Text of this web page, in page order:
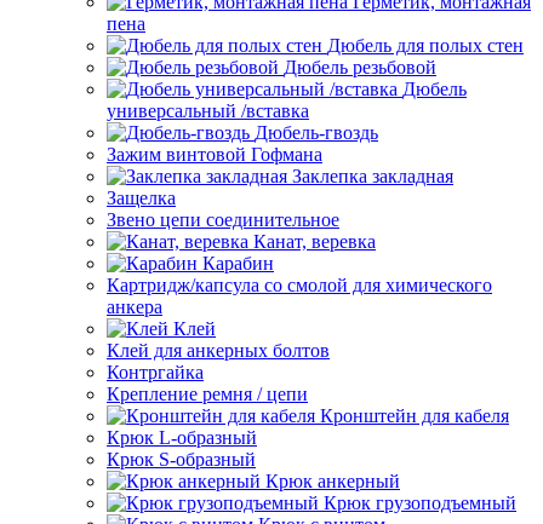
пена
Дюбель для полых стен
Дюбель резьбовой
Дюбель
универсальный /вставка
Дюбель-гвоздь
Зажим винтовой Гофмана
Заклепка закладная
Защелка
Звено цепи соединительное
Канат, веревка
Карабин
Картридж/капсула со смолой для химического
анкера
Клей
Клей для анкерных болтов
Контргайка
Крепление ремня / цепи
Кронштейн для кабеля
Крюк L-образный
Крюк S-образный
Крюк анкерный
Крюк грузоподъемный